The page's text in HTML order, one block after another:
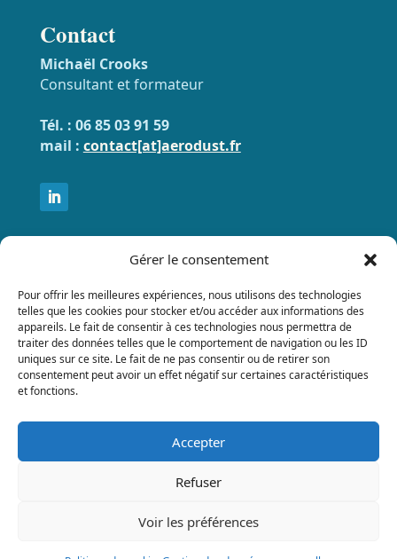
Gérer le consentement
Pour offrir les meilleures expériences, nous utilisons des technologies
telles que les cookies pour stocker et/ou accéder aux informations des
appareils. Le fait de consentir à ces technologies nous permettra de
traiter des données telles que le comportement de navigation ou les ID
uniques sur ce site. Le fait de ne pas consentir ou de retirer son
consentement peut avoir un effet négatif sur certaines caractéristiques
et fonctions.
Accepter
Refuser
Voir les préférences
Contact
Michaël Crooks
Consultant et formateur
Tél. : 06 85 03 91 59
mail : contact[at]aerodust.fr
Nos prestations
Formation en aéraulique
Formations personnalisées
Expertise et conseil
Mentions légales–Gestion des données personnelles